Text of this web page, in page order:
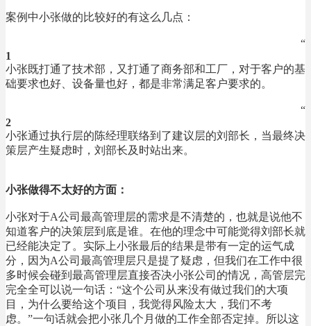
案例中小张做的比较好的有这么几点：
“
1
小张既打通了技术部，又打通了商务部和工厂，对于客户的基
础要求也好、设备量也好，都是非常满足客户要求的。
“
2
小张通过执行层的陈经理联络到了建议层的刘部长，当最终决
策层产生疑虑时，刘部长及时站出来。
小张做得不太好的方面：
小张对于A公司最高管理层的需求是不清楚的，也就是说他不
知道客户的决策层到底是谁。在他的理念中可能觉得刘部长就
已经能决定了。实际上小张最后的结果是带有一定的运气成
分，因为A公司最高管理层只是提了疑虑，但我们在工作中很
多时候会碰到最高管理层直接否决小张公司的情况，高管层完
完全全可以说一句话：“这个公司从来没有做过我们的大项
目，为什么要给这个项目，我觉得风险太大，我们不考
虑。”一句话就会把小张几个月做的工作全部否定掉。所以这